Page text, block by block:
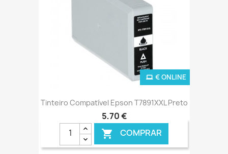
Tinteiro Compatível Epson T7891XXL Preto
5,70 €
 COMPRAR
€ ONLINE